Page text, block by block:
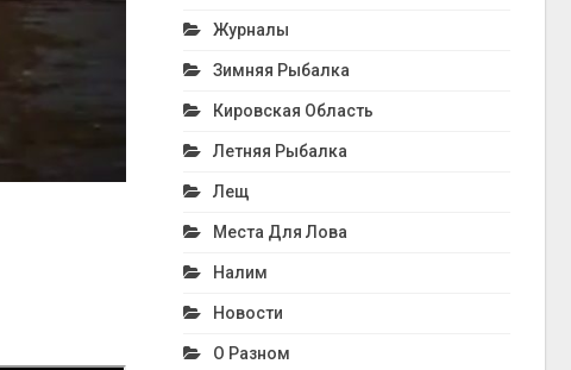
Журналы
Зимняя Рыбалка
Кировская Область
Летняя Рыбалка
Лещ
Места Для Лова
Налим
Новости
О Разном